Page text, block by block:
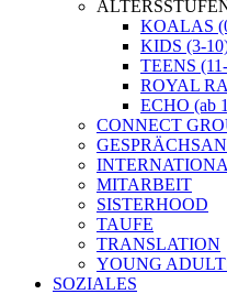
KOALAS
KIDS (3-
TEENS
ROYAL
ECHO (ab
CONNECT
MITARBEIT
SISTERHOOD
TAUFE
TRANSLATION
YOUNG
SOZIALES